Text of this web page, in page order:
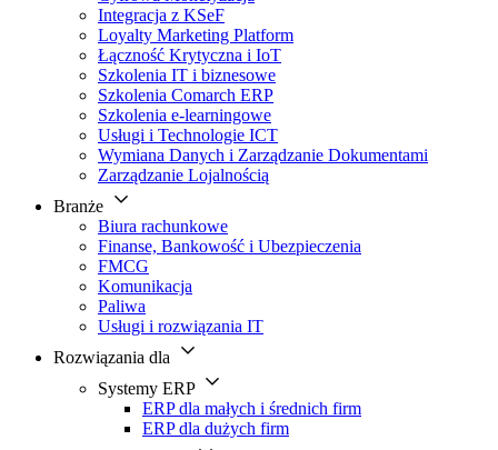
Integracja z KSeF
Loyalty Marketing Platform
Łączność Krytyczna i IoT
Szkolenia IT i biznesowe
Szkolenia Comarch ERP
Szkolenia e-learningowe
Usługi i Technologie ICT
Wymiana Danych i Zarządzanie Dokumentami
Zarządzanie Lojalnością
Branże
Biura rachunkowe
Finanse, Bankowość i Ubezpieczenia
FMCG
Komunikacja
Paliwa
Usługi i rozwiązania IT
Rozwiązania dla
Systemy ERP
ERP dla małych i średnich firm
ERP dla dużych firm